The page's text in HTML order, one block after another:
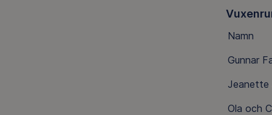
Namn
Gunnar
Jeanette
Ola och